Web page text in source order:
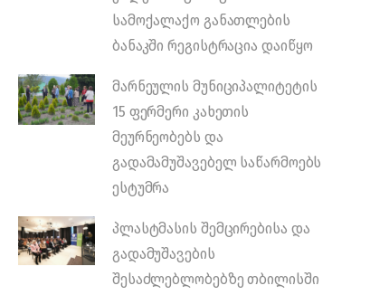
სამოქალაქო განათლების
ბანაკში რეგისტრაცია დაიწყო
მარნეულის მუნიციპალიტეტის
15 ფერმერი კახეთის
მეურნეობებს და
გადამამუშავებელ საწარმოებს
ესტუმრა
პლასტმასის შემცირებისა და
გადამუშავების
შესაძლებლობებზე თბილისში